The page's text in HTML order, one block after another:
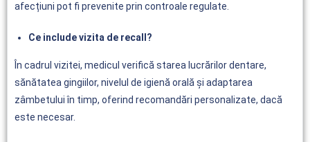
afecțiuni pot fi prevenite prin controale regulate.
Ce include vizita de recall?
În cadrul vizitei, medicul verifică starea lucrărilor dentare,
sănătatea gingiilor, nivelul de igienă orală și adaptarea
zâmbetului în timp, oferind recomandări personalizate, dacă
este necesar.